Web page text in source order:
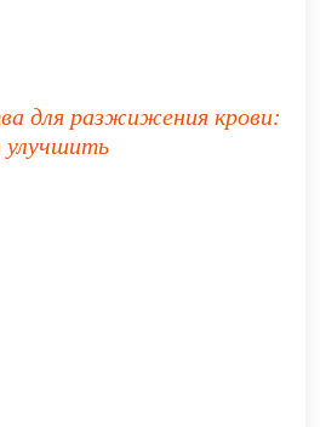
для разжижения крови:
улучшить